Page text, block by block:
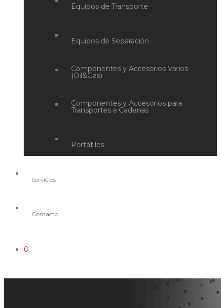
Equipos de Transporte
Equipos de Separación
Componentes y Accesorios Varios
(Oil&Gas)
Componentes y Accesorios para
Transportes a Cadenas
Portátiles
Servicios
Contacto
0